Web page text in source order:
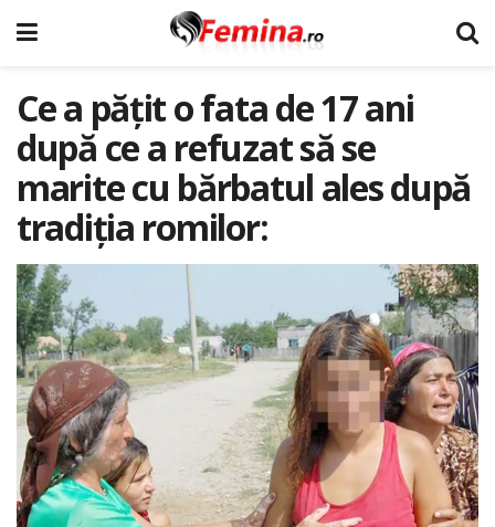
Ce a pățit o fata de 17 ani
după ce a refuzat să se
marite cu bărbatul ales după
tradiția romilor: